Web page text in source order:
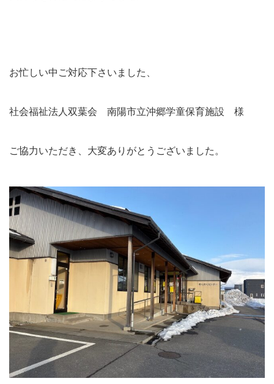
お忙しい中ご対応下さいました、
社会福祉法人双葉会 南陽市立沖郷学童保育施設 様
ご協力いただき、大変ありがとうございました。